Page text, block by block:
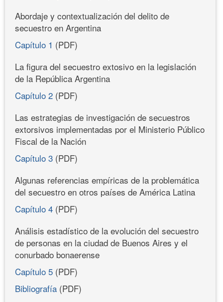
Abordaje y contextualización del delito de
secuestro en Argentina
Capítulo 1 (PDF)
La figura del secuestro extosivo en la legislación
de la República Argentina
Capítulo 2 (PDF)
Las estrategias de investigación de secuestros
extorsivos implementadas por el Ministerio Público
Fiscal de la Nación
Capítulo 3 (PDF)
Algunas referencias empíricas de la problemática
del secuestro en otros países de América Latina
Capítulo 4 (PDF)
Análisis estadístico de la evolución del secuestro
de personas en la ciudad de Buenos Aires y el
conurbado bonaerense
Capítulo 5 (PDF)
Bibliografía (PDF)